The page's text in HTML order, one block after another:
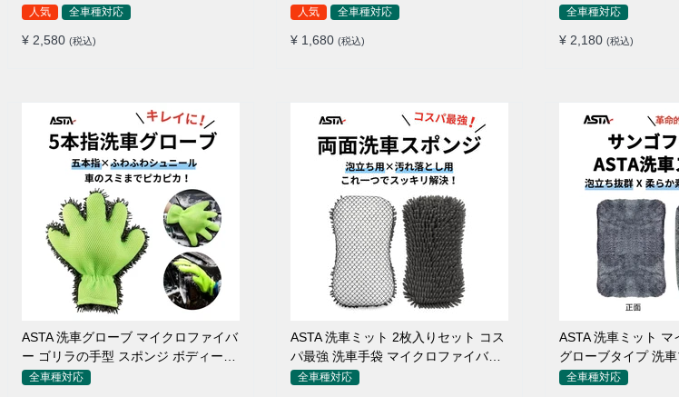
車スポンジ マイクロファイバー 洗車
ホイール対応 洗車 用途別に使い分け
人気 全車種対応
¥ 2,580 (税込)
様 水拭き 窓拭き 洗車 業務用 タオル
洗車クロス
人気 全車種対応
¥ 1,680 (税込)
ポンジ タオル グロ
拭き・水拭き対応
全車種対応
¥ 2,180 (税込)
ASTA 洗車グローブ マイクロファイバ
ー ゴリラの手型 スポンジ ボディー用
傷防止 吸水速乾 手洗い 洗車用品 車
全車種対応
ASTA 洗車ミット 2枚入りセット コス
パ最強 洗車手袋 マイクロファイバー
製 洗車グッズ 車 バイク 自転車用 洗
全車種対応
ASTA 洗車ミット
グローブタイプ 洗
止 高吸水 車 バイク
全車種対応